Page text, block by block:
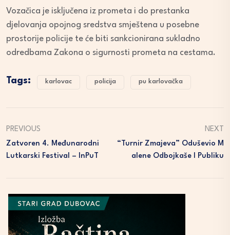
Vozačica je isključena iz prometa i do prestanka
djelovanja opojnog sredstva smještena u posebne
prostorije policije te će biti sankcionirana sukladno
odredbama Zakona o sigurnosti prometa na cestama.
Tags: karlovac policija pu karlovačka
PREVIOUS
Zatvoren 4. Međunarodni
Lutkarski Festival – InPuT
NEXT
“Turnir Zmajeva” Oduševio M
Alene Odbojkaše I Publiku